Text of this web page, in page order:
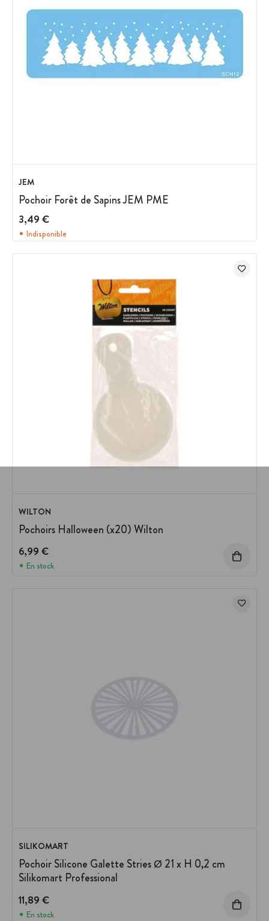
JEM
Pochoir Forêt de Sapins JEM PME
3,49 €
Indisponible
WILTON
Pochoirs Halloween (x20) Wilton
6,99 €
En stock
SILIKOMART
Pochoir Silicone Galette Stries Ø 21 x H 0,2 cm
Silikomart Professional
11,89 €
En stock